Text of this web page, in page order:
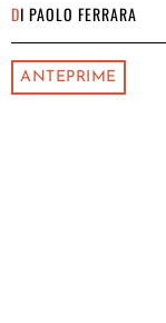
DI PAOLO FERRARA
ANTEPRIME